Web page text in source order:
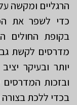
הרגליים ומקשה
כדי לשפר את
בקופת החולים
מדרסים לקשת
יותר ובעיקר
ובזכות
בכדי ללכת